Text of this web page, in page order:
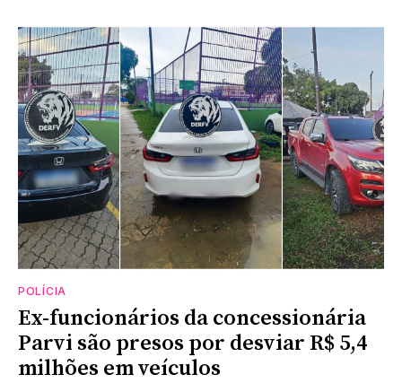
POLÍCIA
Ex-funcionários da concessionária
Parvi são presos por desviar R$ 5,4
milhões em veículos